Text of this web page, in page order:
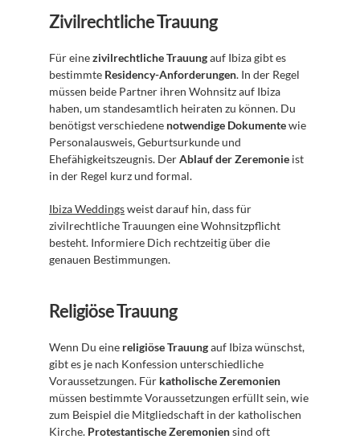
Zivilrechtliche Trauung
Für eine zivilrechtliche Trauung auf Ibiza gibt es
bestimmte Residency-Anforderungen. In der Regel
müssen beide Partner ihren Wohnsitz auf Ibiza
haben, um standesamtlich heiraten zu können. Du
benötigst verschiedene notwendige Dokumente wie
Personalausweis, Geburtsurkunde und
Ehefähigkeitszeugnis. Der Ablauf der Zeremonie ist
in der Regel kurz und formal.
Ibiza Weddings weist darauf hin, dass für
zivilrechtliche Trauungen eine Wohnsitzpflicht
besteht. Informiere Dich rechtzeitig über die
genauen Bestimmungen.
Religiöse Trauung
Wenn Du eine religiöse Trauung auf Ibiza wünschst,
gibt es je nach Konfession unterschiedliche
Voraussetzungen. Für katholische Zeremonien
müssen bestimmte Voraussetzungen erfüllt sein, wie
zum Beispiel die Mitgliedschaft in der katholischen
Kirche. Protestantische Zeremonien sind oft